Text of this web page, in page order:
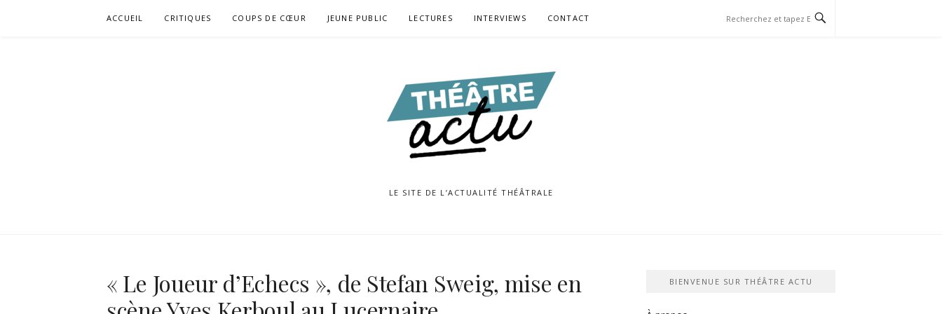
ACCUEIL CRITIQUES COUPS DE CŒUR JEUNE PUBLIC LECTURES INTERVIEWS CONTACT
LE SITE DE L’ACTUALITÉ THÉÂTRALE
« Le Joueur d’Echecs », de Stefan Sweig, mise en
BIENVENUE SUR THÉÂTRE ACTU